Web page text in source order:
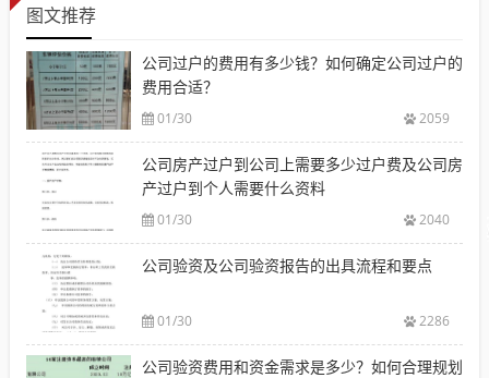
图文推荐
公司过户的费用有多少钱？如何确定公司过户的
费用合适？
01/30 2059
公司房产过户到公司上需要多少过户费及公司房
产过户到个人需要什么资料
01/30 2040
公司验资及公司验资报告的出具流程和要点
01/30 2286
公司验资费用和资金需求是多少？如何合理规划